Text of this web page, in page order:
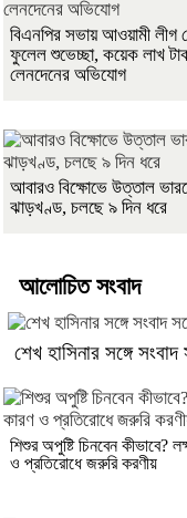
বিএনপির সভায় আওয়ামী লীগ
ফুলেল শুভেচ্ছা, কয়েক লাখ
লেনদেনের অভিযোগ
আবারও বিক্ষোভে উত্তাল
ঝাড়খণ্ড, চলছে ৯ দিন ধরে
আলোচিত সংবাদ
শেখ হাসিনার সঙ্গে
শিশুর অপুষ্টি চিনবেন কীভাবে?
ও প্রতিরোধে জরুরি করণীয়